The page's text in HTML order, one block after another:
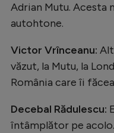
Adrian Mutu. Acesta
autohtone.
Victor Vrînceanu:
văzut, la Mutu, la
România care îi
Decebal Rădulescu:
întâmplător pe acolo.